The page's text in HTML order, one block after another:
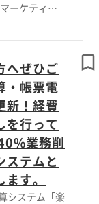
の店舗様・
っておりま
ざいました
い。
ーケティン
サルティン
社SBSマーケ
するために他
論法』」ペー
しました。
ラクターの
に合わせて
『イタコ論法
」とはどん
いられるケ
。
へぜひご
・帳票電
新！経費
を行って
業務削
ステムと
す。
システム「楽